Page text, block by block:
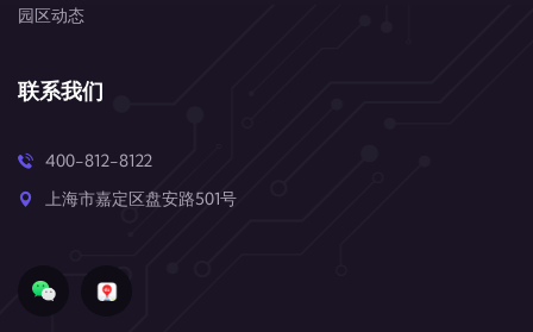
园区动态
联系我们
400-812-8122
上海市嘉定区盘安路501号